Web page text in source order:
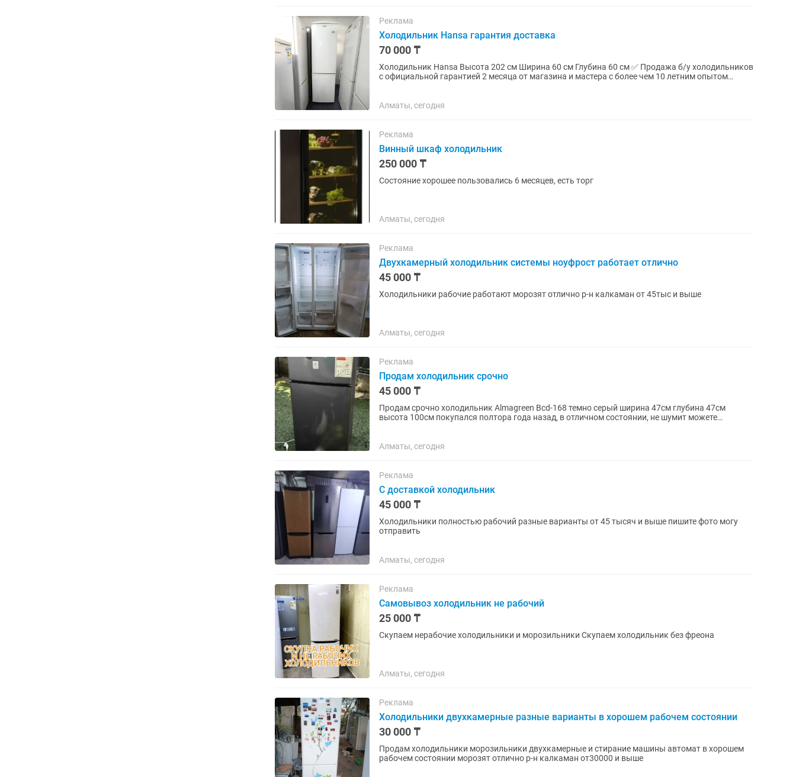
Реклама
Холодильник Hansa гарантия доставка
70 000 ₸
Холодильник Hansa Высота 202 см Ширина 60 см Глубина 60 см ✅ Продажа б/у холодильников
с официальной гарантией 2 месяца от магазина и мастера с более чем 10 летним опытом
Алматы, сегодня
Реклама
Винный шкаф холодильник
250 000 ₸
Состояние хорошее пользовались 6 месяцев, есть торг
Алматы, сегодня
Реклама
Двухкамерный холодильник системы ноуфрост работает отлично
45 000 ₸
Холодильники рабочие работают морозят отлично р-н калкаман от 45тыс и выше
Алматы, сегодня
Реклама
Продам холодильник срочно
45 000 ₸
Продам срочно холодильник Almagreen Bcd-168 темно серый ширина 47см глубина 47см
высота 100см покупался полтора года назад, в отличном состоянии, не шумит можете
Алматы, сегодня
Реклама
С доставкой холодильник
45 000 ₸
Холодильники полностью рабочий разные варианты от 45 тысяч и выше пишите фото могу
отправить
Алматы, сегодня
Реклама
Самовывоз холодильник не рабочий
25 000 ₸
Скупаем нерабочие холодильники и морозильники Скупаем холодильник без фреона
Алматы, сегодня
Реклама
Холодильники двухкамерные разные варианты в хорошем рабочем состоянии
30 000 ₸
Продам холодильники морозильники двухкамерные и стирание машины автомат в хорошем
рабочем состоянии морозят отлично р-н калкаман от30000 и выше